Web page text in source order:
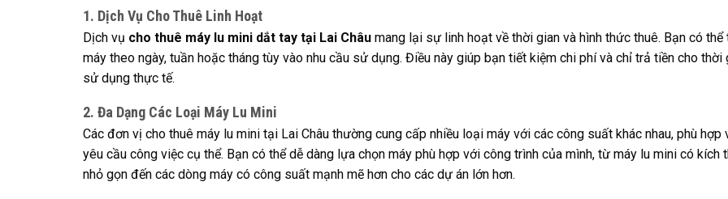
1. Dịch Vụ Cho Thuê Linh Hoạt
Dịch vụ cho thuê máy lu mini dắt tay tại Lai Châu mang lại sự linh hoạt về thời gian và hình thức thuê. Bạn có thể
máy theo ngày, tuần hoặc tháng tùy vào nhu cầu sử dụng. Điều này giúp bạn tiết kiệm chi phí và chỉ trả tiền cho thời
sử dụng thực tế.
2. Đa Dạng Các Loại Máy Lu Mini
Các đơn vị cho thuê máy lu mini tại Lai Châu thường cung cấp nhiều loại máy với các công suất khác nhau, phù hợp
yêu cầu công việc cụ thể. Bạn có thể dễ dàng lựa chọn máy phù hợp với công trình của mình, từ máy lu mini có kích
nhỏ gọn đến các dòng máy có công suất mạnh mẽ hơn cho các dự án lớn hơn.